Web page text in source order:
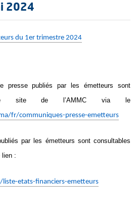
2024
du 1er trimestre 2024
presse publiés par les émetteurs sont
le site de l’AMMC via le
fr/communiques-presse-emetteurs
par les émetteurs sont consultables
lien :
etats-financiers-emetteurs